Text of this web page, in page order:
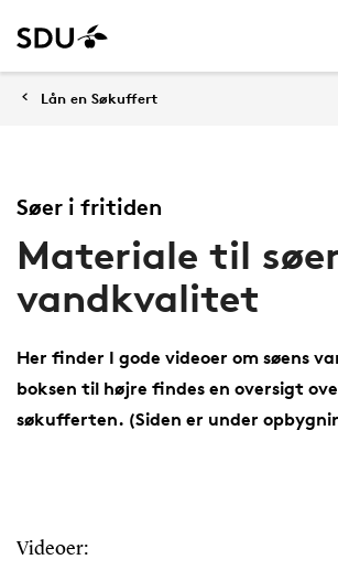
Lån en Søkuffert
Søer i fritiden
Materiale til
vandkvalitet
Her finder I gode videoer om søens
boksen til højre findes en oversigt
søkufferten. (Siden er under
Videoer: